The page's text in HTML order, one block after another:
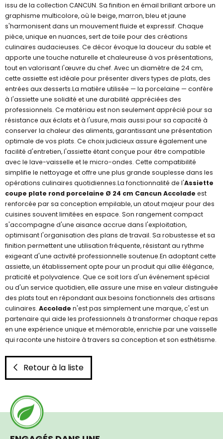
issu de la collection CANCUN. Sa finition en émail brillant arbore un
graphisme multicolore, où le beige, marron, bleu et jaune
s'harmonisent dans un mouvement fluide et expressif. Chaque
pièce, unique en nuances, sert de toile pour des créations
culinaires audacieuses. Ce décor évoque la douceur du sable et
apporte une touche naturelle et chaleureuse à vos présentations,
tout en valorisant l'œuvre du chef. Avec un diamètre de 24 cm,
cette assiette est idéale pour présenter divers types de plats, des
entrées aux desserts.La matière utilisée — la porcelaine — confère
à l'assiette une solidité et une durabilité appréciées des
professionnels. Ce matériau est non seulement apprécié pour sa
résistance aux éclats et à l'usure, mais aussi pour sa capacité à
conserver la chaleur des aliments, garantissant une présentation
optimale de vos plats. Ce choix judicieux assure également une
facilité d'entretien, l'assiette étant conçue pour être compatible
avec le lave-vaisselle et le micro-ondes. Cette compatibilité
simplifie le nettoyage et offre une plus grande souplesse dans les
opérations culinaires quotidiennes.La fonctionnalité de l'Assiette
coupe plate rond porcelaine Ø 24 cm Cancun Accolade est
renforcée par sa conception empilable, un atout majeur pour des
cuisines souvent limitées en espace. Son rangement compact
s'accompagne d'une aisance accrue dans l'exploitation,
optimisant l'organisation des plans de travail. Sa robustesse et sa
finition permettent une utilisation fréquente, résistant au rythme
exigeant d'une activité professionnelle soutenue.En adoptant cette
assiette, un établissement opte pour un produit qui allie élégance,
praticité et polyvalence. Que ce soit lors d'un événement spécial
ou d'un service quotidien, elle assure une mise en valeur distinguée
des plats tout en répondant aux besoins fonctionnels des artisans
culinaires. Accolade n'est pas simplement une marque, c'est un
partenaire qui aide les professionnels à transformer chaque repas
en une expérience unique et mémorable, enrichie par une vaisselle
qui raconte une histoire à travers sa conception et son esthétisme.
Retour à la liste